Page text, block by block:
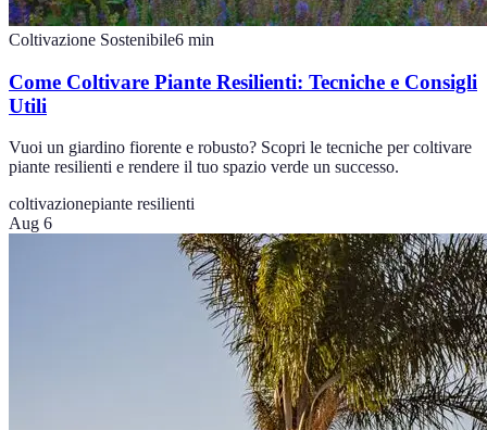
Coltivazione Sostenibile6 min
Come Coltivare Piante Resilienti: Tecniche e Consigli
Utili
Vuoi un giardino fiorente e robusto? Scopri le tecniche per coltivare
piante resilienti e rendere il tuo spazio verde un successo.
coltivazionepiante resilienti
Aug 6